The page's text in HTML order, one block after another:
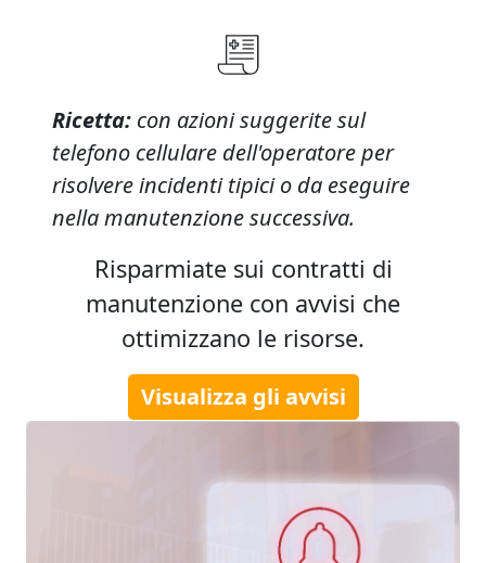
Ricetta: con azioni suggerite sul
telefono cellulare dell'operatore per
risolvere incidenti tipici o da eseguire
nella manutenzione successiva.
Risparmiate sui contratti di
manutenzione con avvisi che
ottimizzano le risorse.
Visualizza gli avvisi